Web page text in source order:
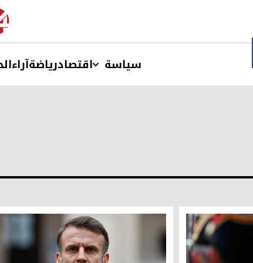
سیاسة اقتصادریاضةآراء